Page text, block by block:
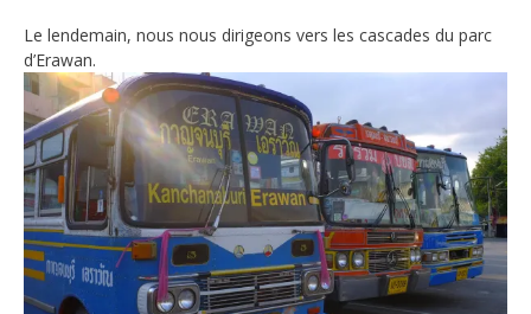
Le lendemain, nous nous dirigeons vers les cascades du parc
d’Erawan.